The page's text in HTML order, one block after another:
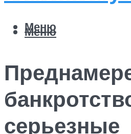
Меню
Меню
серьезные